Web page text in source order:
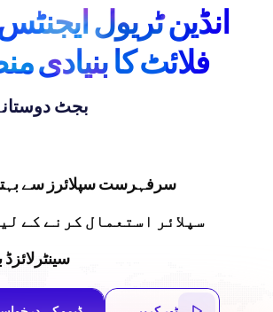
انڈین ٹریول
فلائٹ کا بنیادی
بجٹ
10+ سرفہرست سپلائرز سے
سپلائر استعمال کرنے کے